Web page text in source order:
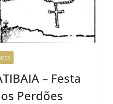
– Festa
Perdões